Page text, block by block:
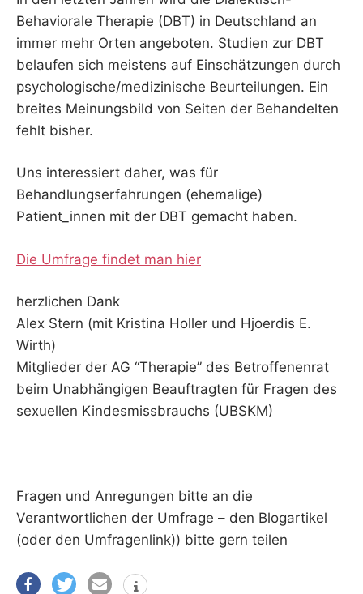
Behaviorale Therapie (DBT) in Deutschland an
immer mehr Orten angeboten. Studien zur DBT
belaufen sich meistens auf Einschätzungen durch
psychologische/medizinische Beurteilungen. Ein
breites Meinungsbild von Seiten der Behandelten
fehlt bisher.
Uns interessiert daher, was für
Behandlungserfahrungen (ehemalige)
Patient_innen mit der DBT gemacht haben.
Die Umfrage findet man hier
herzlichen Dank
Alex Stern (mit Kristina Holler und Hjoerdis E.
Wirth)
Mitglieder der AG “Therapie” des Betroffenenrat
beim Unabhängigen Beauftragten für Fragen des
sexuellen Kindesmissbrauchs (UBSKM)
Fragen und Anregungen bitte an die
Verantwortlichen der Umfrage – den Blogartikel
(oder den Umfragenlink)) bitte gern teilen